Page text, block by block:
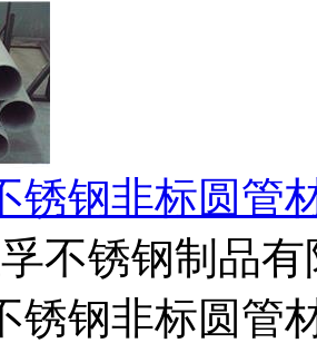
锈钢非标圆管
不锈钢制品有
锈钢非标圆管